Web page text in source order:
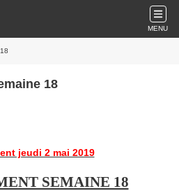
MENU
18
jeudi 2 mai 2019
SEMAINE 18